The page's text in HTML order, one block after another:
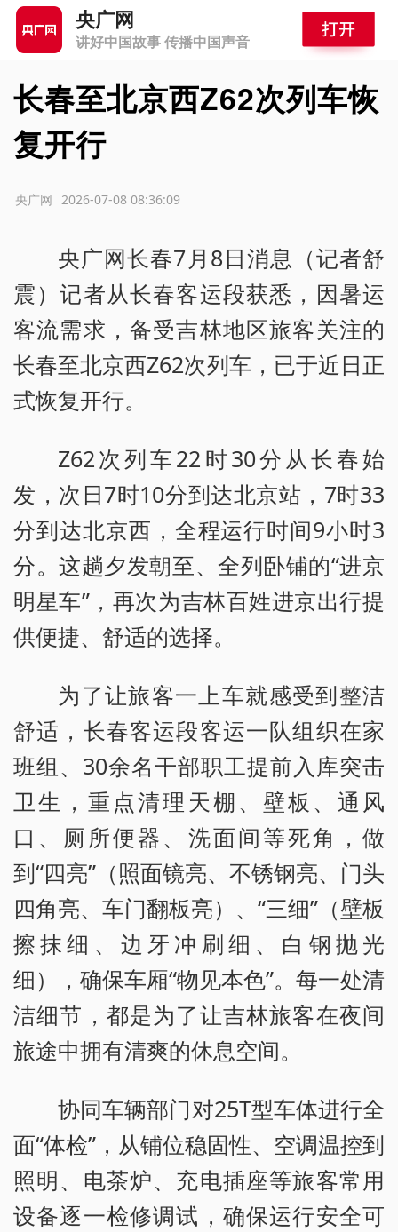
央广网
讲好中国故事 传播中国声音
长春至北京西Z62次列车恢
复开行
2026-07-08 08:36:09
央广网
央广网长春7月8日消息（记者舒
震）记者从长春客运段获悉，因暑运
客流需求，备受吉林地区旅客关注的
长春至北京西Z62次列车，已于近日正
式恢复开行。
Z62次列车22时30分从长春始
发，次日7时10分到达北京站，7时33
分到达北京西，全程运行时间9小时3
分。这趟夕发朝至、全列卧铺的“进京
明星车”，再次为吉林百姓进京出行提
供便捷、舒适的选择。
为了让旅客一上车就感受到整洁
舒适，长春客运段客运一队组织在家
班组、30余名干部职工提前入库突击
卫生，重点清理天棚、壁板、通风
口、厕所便器、洗面间等死角，做
到“四亮”（照面镜亮、不锈钢亮、门头
四角亮、车门翻板亮）、“三细”（壁板
擦抹细、边牙冲刷细、白钢抛光
细），确保车厢“物见本色”。每一处清
洁细节，都是为了让吉林旅客在夜间
旅途中拥有清爽的休息空间。
协同车辆部门对25T型车体进行全
面“体检”，从铺位稳固性、空调温控到
照明、电茶炉、充电插座等旅客常用
设备逐一检修调试，确保运行安全可